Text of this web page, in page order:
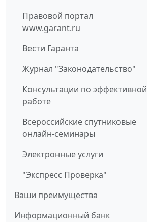
Правовой портал
www.garant.ru
Вести Гаранта
Журнал "Законодательство"
Консультации по эффективной
работе
Всероссийские спутниковые
онлайн-семинары
Электронные услуги
"Экспресс Проверка"
Ваши преимущества
Информационный банк